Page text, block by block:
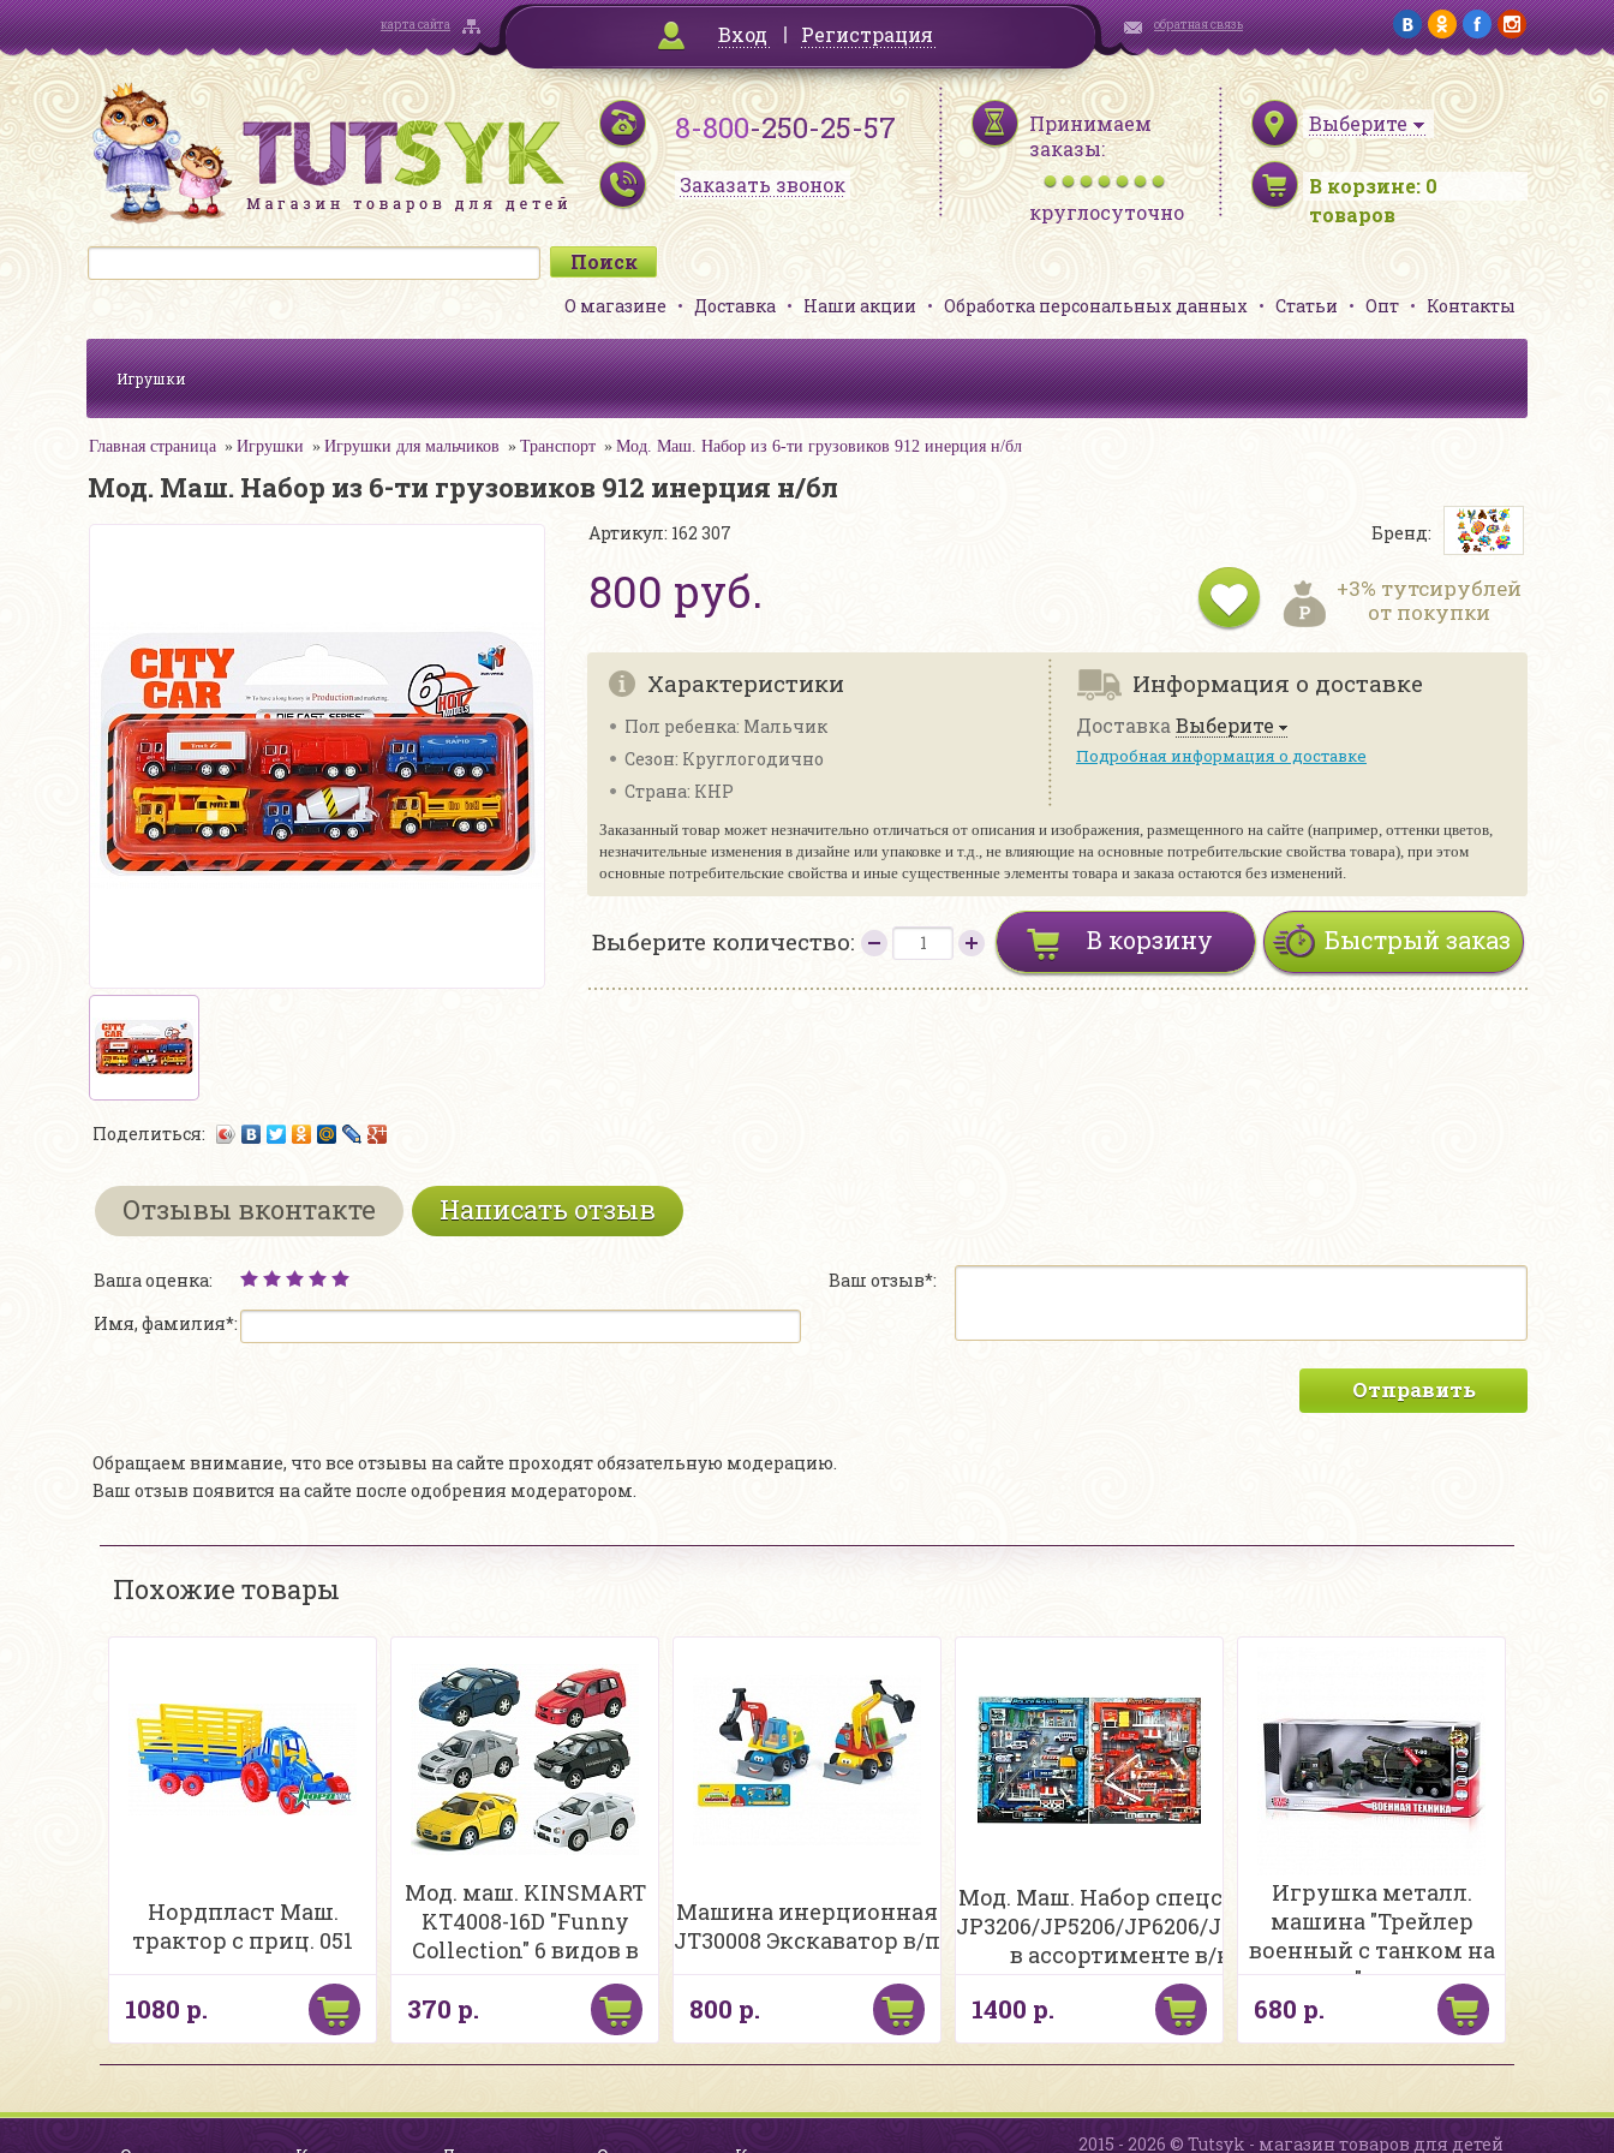
карта сайта Вход Регистрация обратная связь
8-800-250-25-57
Заказать звонок
Принимаем
заказы:
круглосуточно
Выберите
В корзине: 0
товаров
О магазине Доставка Наши акции Обработка персональных данных Статьи Опт Контакты
Игрушки
Главная страница Игрушки Игрушки для мальчиков Транспорт Мод. Маш. Набор из 6-ти грузовиков 912 инерция н/бл
Мод. Маш. Набор из 6-ти грузовиков 912 инерция н/бл
Поделиться:
Артикул: 162 307
800 руб.
Бренд:
+3% тутсирублей
от покупки
Характеристики
Пол ребенка: Мальчик
Сезон: Круглогодично
Страна: КНР
Информация о доставке
Доставка Выберите
Подробная информация о доставке
Заказанный товар может незначительно отличаться от описания и изображения, размещенного на сайте (например, оттенки цветов,
незначительные изменения в дизайне или упаковке и т.д., не влияющие на основные потребительские свойства товара), при этом
основные потребительские свойства и иные существенные элементы товара и заказа остаются без изменений.
Выберите количество: Быстрый заказ
В корзину
Отзывы вконтакте Написать отзыв
Ваша оценка:
Имя, фамилия*:
Ваш отзыв*:
Отправить
Обращаем внимание, что все отзывы на сайте проходят обязательную модерацию.
Ваш отзыв появится на сайте после одобрения модератором.
Похожие товары
Нордпласт Маш.
трактор с приц. 051
1080 р.
Мод. маш. KINSMART
KT4008-16D "Funny
Collection" 6 видов в
ассортименте
инерция (1/12шт.) б/к
370 р.
Машина инерционная
JT30008 Экскаватор в/п
800 р.
Мод. Маш. Набор спецслужб
JP3206/JP5206/JP6206/JP7206
в ассортименте в/к
1400 р.
Игрушка металл.
машина "Трейлер
военный с танком на
прицепе", свет, звук,
ТЕХНОПАРК
680 р.
2015 - 2026 © Tutsyk - магазин товаров для детей